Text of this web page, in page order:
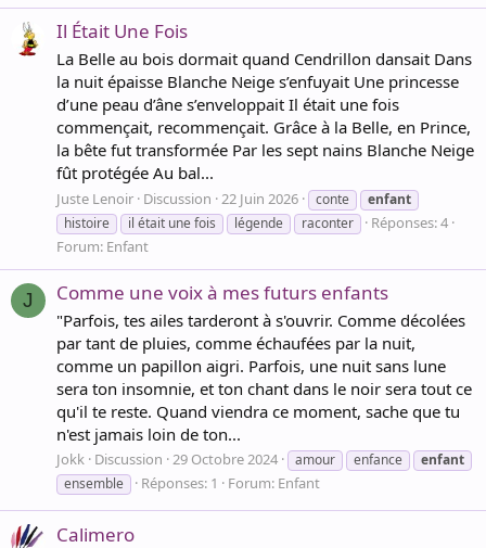
Il Était Une Fois
La Belle au bois dormait quand Cendrillon dansait Dans
la nuit épaisse Blanche Neige s’enfuyait Une princesse
d’une peau d’âne s’enveloppait Il était une fois
commençait, recommençait. Grâce à la Belle, en Prince,
la bête fut transformée Par les sept nains Blanche Neige
fût protégée Au bal...
Juste Lenoir Discussion 22 Juin 2026 conte
enfant
histoire
il était une fois légende raconter
Réponses: 4
Forum: Enfant
J Comme une voix à mes futurs enfants
"Parfois, tes ailes tarderont à s'ouvrir. Comme décolées
par tant de pluies, comme échaufées par la nuit,
comme un papillon aigri. Parfois, une nuit sans lune
sera ton insomnie, et ton chant dans le noir sera tout ce
qu'il te reste. Quand viendra ce moment, sache que tu
n'est jamais loin de ton...
Jokk Discussion 29 Octobre 2024 amour enfance
enfant
ensemble
Réponses: 1 Forum: Enfant
Calimero